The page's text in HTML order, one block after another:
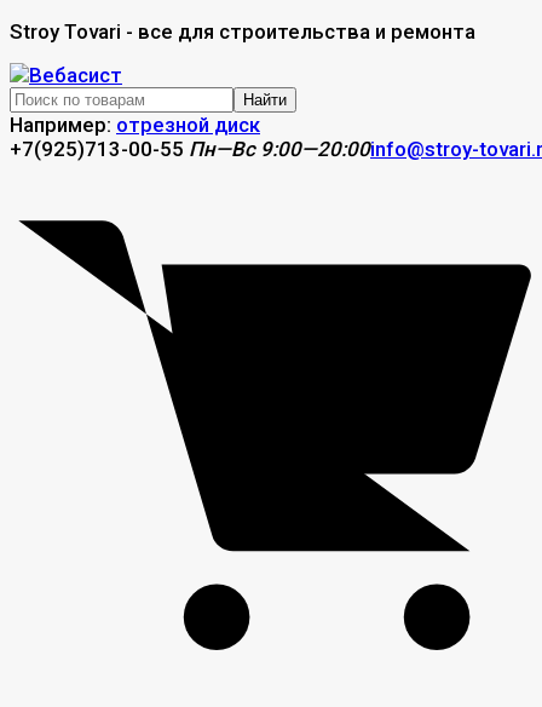
Stroy Tovari - все для строительства и ремонта
Найти
Например: отрезной диск
+7(925)713-00-55 Пн—Вс 9:00—20:00info@stroy-